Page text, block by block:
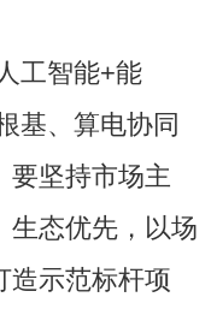
工智能+能
基、算电协同
要坚持市场主
生态优先，以场
造示范标杆项